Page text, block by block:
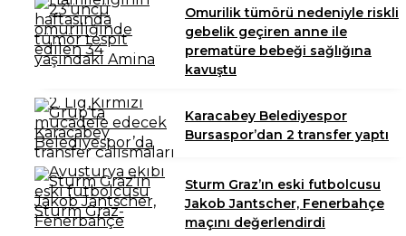
Omurilik tümörü nedeniyle riskli
gebelik geçiren anne ile
prematüre bebeği sağlığına
kavuştu
Karacabey Belediyespor
Bursaspor’dan 2 transfer yaptı
Sturm Graz’ın eski futbolcusu
Jakob Jantscher, Fenerbahçe
maçını değerlendirdi